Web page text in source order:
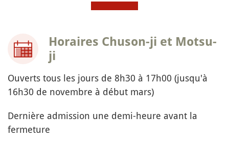
Horaires Chuson-ji et Motsu-
ji
Ouverts tous les jours de 8h30 à 17h00 (jusqu'à
16h30 de novembre à début mars)
Dernière admission une demi-heure avant la
fermeture